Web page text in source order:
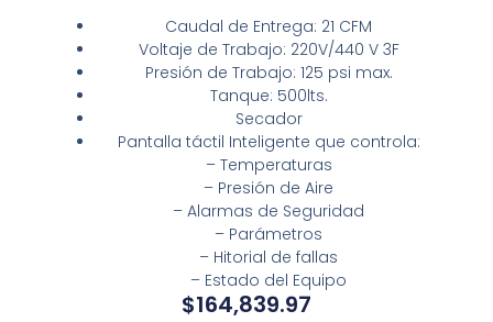
Caudal de Entrega: 21 CFM
Voltaje de Trabajo: 220V/440 V 3F
Presión de Trabajo: 125 psi max.
Tanque: 500lts.
Secador
Pantalla táctil Inteligente que controla:
– Temperaturas
– Presión de Aire
– Alarmas de Seguridad
– Parámetros
– Hitorial de fallas
– Estado del Equipo
$164,839.97